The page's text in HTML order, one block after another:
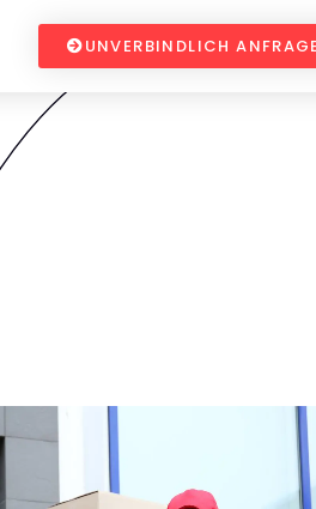
UNVERBINDLICH